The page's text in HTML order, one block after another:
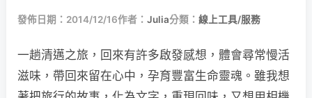
發佈日期：2014/12/16作者： Julia分類： 線上工具/服務
一趟清邁之旅，回來有許多啟發感想，體會尋常慢活
滋味，帶回來留在心中，孕育豐富生命靈魂。雖我想